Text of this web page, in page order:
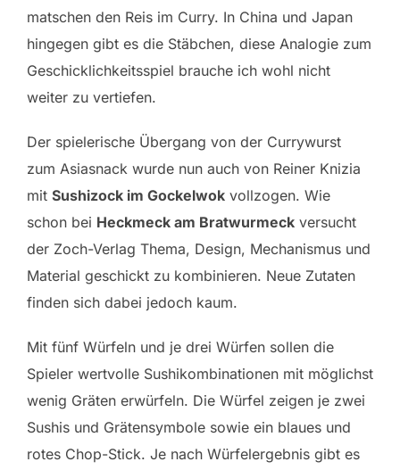
matschen den Reis im Curry. In China und Japan
hingegen gibt es die Stäbchen, diese Analogie zum
Geschicklichkeitsspiel brauche ich wohl nicht
weiter zu vertiefen.
Der spielerische Übergang von der Currywurst
zum Asiasnack wurde nun auch von Reiner Knizia
mit Sushizock im Gockelwok vollzogen. Wie
schon bei Heckmeck am Bratwurmeck versucht
der Zoch-Verlag Thema, Design, Mechanismus und
Material geschickt zu kombinieren. Neue Zutaten
finden sich dabei jedoch kaum.
Mit fünf Würfeln und je drei Würfen sollen die
Spieler wertvolle Sushikombinationen mit möglichst
wenig Gräten erwürfeln. Die Würfel zeigen je zwei
Sushis und Grätensymbole sowie ein blaues und
rotes Chop-Stick. Je nach Würfelergebnis gibt es